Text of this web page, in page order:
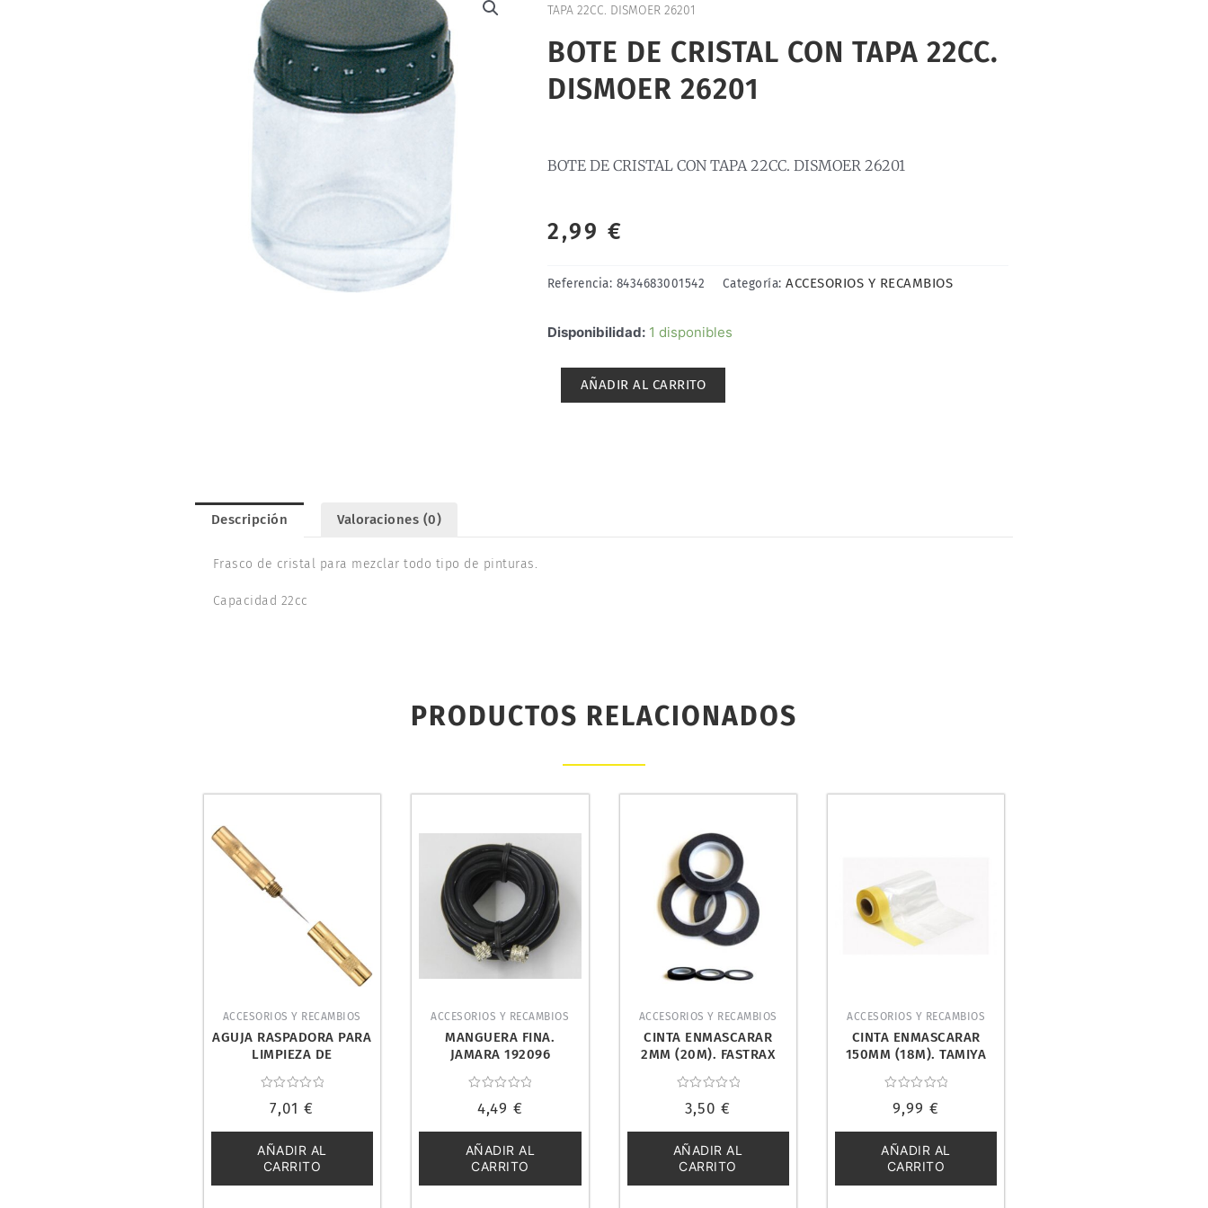
TAPA 22CC. DISMOER 26201
BOTE DE CRISTAL CON TAPA 22CC.
DISMOER 26201
BOTE DE CRISTAL CON TAPA 22CC. DISMOER 26201
2,99 €
Referencia: 8434683001542 Categoría:ACCESORIOS Y RECAMBIOS
Disponibilidad: 1 disponibles
BOTE
CRISTAL
AÑADIR AL CARRITO
Descripción Valoraciones (0)
Frasco de cristal para mezclar todo tipo de pinturas.
Capacidad 22cc
PRODUCTOS RELACIONADOS
ACCESORIOS Y RECAMBIOS
AGUJA RASPADORA PARA
LIMPIEZA DE
26222
con
de
5
7,01€
AÑADIR AL
CARRITO
ACCESORIOS Y RECAMBIOS
MANGUERA FINA.
JAMARA 192096
con
de
5
4,49 €
AÑADIR AL
CARRITO
ACCESORIOS Y RECAMBIOS
CINTA ENMASCARAR
2MM (20M). FASTRAX
con
de
5
3,50€
AÑADIR AL
CARRITO
ACCESORIOS Y RECAMBIOS
CINTA ENMASCARAR
150MM (18M). TAMIYA
con
de
5
9,99€
AÑADIR AL
CARRITO